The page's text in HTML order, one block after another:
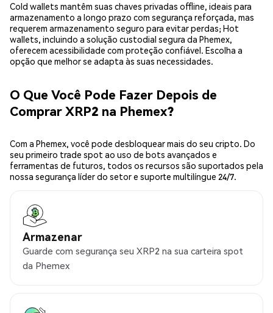
Cold wallets mantêm suas chaves privadas offline, ideais para
armazenamento a longo prazo com segurança reforçada, mas
requerem armazenamento seguro para evitar perdas; Hot
wallets, incluindo a solução custodial segura da Phemex,
oferecem acessibilidade com proteção confiável. Escolha a
opção que melhor se adapta às suas necessidades.
O Que Você Pode Fazer Depois de
Comprar XRP2 na Phemex?
Com a Phemex, você pode desbloquear mais do seu cripto. Do
seu primeiro trade spot ao uso de bots avançados e
ferramentas de futuros, todos os recursos são suportados pela
nossa segurança líder do setor e suporte multilíngue 24/7.
Armazenar
Guarde com segurança seu XRP2 na sua carteira spot
da Phemex